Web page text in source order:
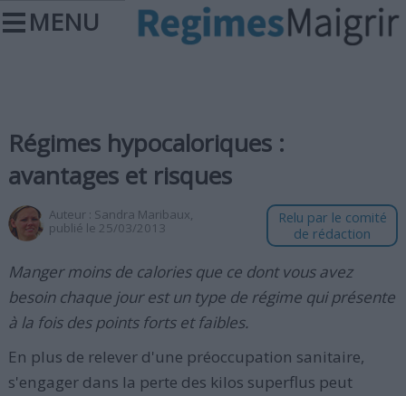
MENU
Régimes hypocaloriques :
avantages et risques
Auteur : Sandra Maribaux,
publié le 25/03/2013
Relu par le comité
de rédaction
Manger moins de calories que ce dont vous avez
besoin chaque jour est un type de régime qui présente
à la fois des points forts et faibles.
En plus de relever d'une préoccupation sanitaire,
s'engager dans la perte des kilos superflus peut